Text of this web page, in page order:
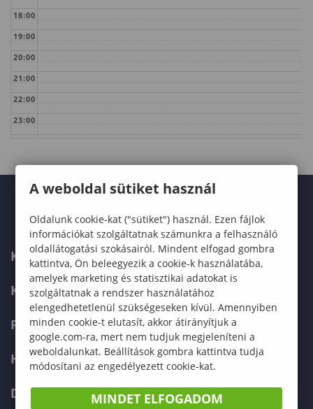
18:00
19:00
20:00
21:00
22:00
23:00
KARUNK
KÉPZÉSEK
FELVÉTELIZŐKNEK
HALLGATÓKNAK
DOKTORI ISKOLA
A weboldal sütiket használ
Oldalunk cookie-kat ("sütiket") használ. Ezen fájlok
információkat szolgáltatnak számunkra a felhasználó
oldallátogatási szokásairól. Mindent elfogad gombra
kattintva, Ön beleegyezik a cookie-k használatába,
amelyek marketing és statisztikai adatokat is
szolgáltatnak a rendszer használatához
elengedhetetlenül szükségeseken kívül. Amennyiben
minden cookie-t elutasít, akkor átirányítjuk a
google.com-ra, mert nem tudjuk megjeleníteni a
weboldalunkat. Beállítások gombra kattintva tudja
módosítani az engedélyezett cookie-kat.
MINDET ELFOGADOM